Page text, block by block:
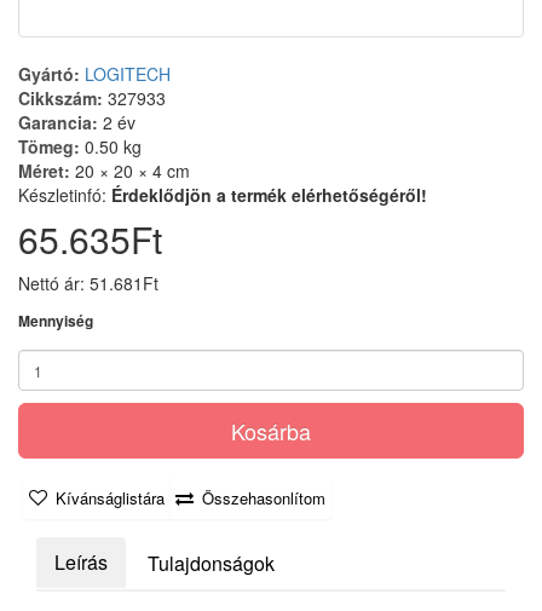
Gyártó: LOGITECH
Cikkszám: 327933
Garancia: 2 év
Tömeg: 0.50 kg
Méret: 20 × 20 × 4 cm
Készletinfó: Érdeklődjön a termék elérhetőségéről!
65.635Ft
Nettó ár: 51.681Ft
Mennyiség
Kosárba
Kívánságlistára Összehasonlítom
Leírás Tulajdonságok